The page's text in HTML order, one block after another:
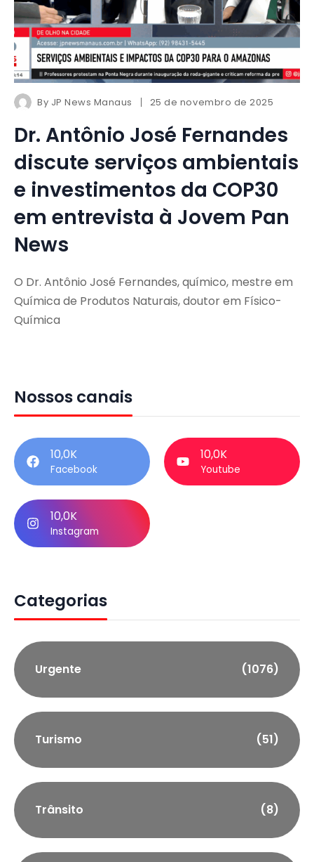
By JP News Manaus 25 de novembro de 2025
Dr. Antônio José Fernandes
discute serviços ambientais
e investimentos da COP30
em entrevista à Jovem Pan
News
O Dr. Antônio José Fernandes, químico, mestre em
Química de Produtos Naturais, doutor em Físico-
Química
Nossos canais
10,0K
Facebook
10,0K
Youtube
10,0K
Instagram
Categorias
Urgente (1076)
Turismo (51)
Trânsito (8)